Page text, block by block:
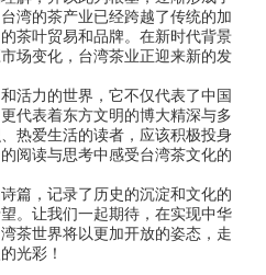
湾的茶产业已经跨越了传统的加
茶叶贸易和品牌。在新时代背景
场变化，台湾茶业正迎来新的发
活力的世界，它不仅代表了中国
代表着东方文明的博大精深与多
热爱生活的读者，应该积极投身
阅读与思考中感受台湾茶文化的
篇，记录了历史的沉淀和文化的
。让我们一起期待，在实现中华
茶世界将以更加开放的姿态，走
光彩！